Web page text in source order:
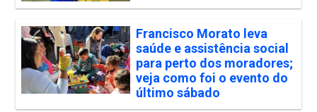
Francisco Morato leva
saúde e assistência social
para perto dos moradores;
veja como foi o evento do
último sábado